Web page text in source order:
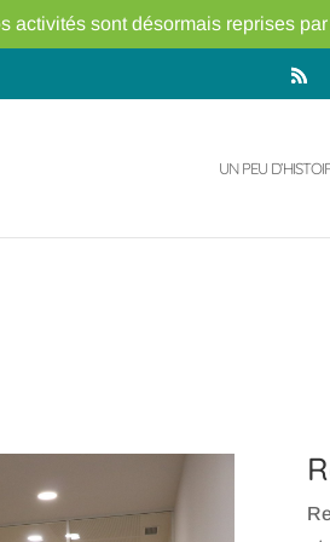
activités sont désormais reprises
UN PEU